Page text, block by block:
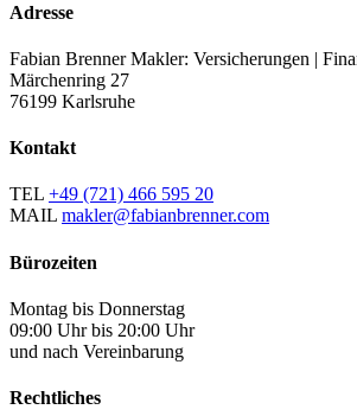
Adresse
Fabian Brenner Makler: Versicherungen |
Märchenring 27
76199 Karlsruhe
Kontakt
TEL +49 (721) 466 595 20
MAIL makler@fabianbrenner.com
Bürozeiten
Montag bis Donnerstag
09:00 Uhr bis 20:00 Uhr
und nach Vereinbarung
Rechtliches